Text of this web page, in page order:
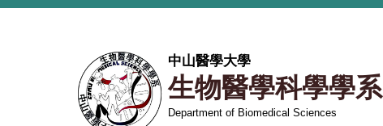
跳
中山醫學大學
生物醫學科學學系
Department of Biomedical Sciences